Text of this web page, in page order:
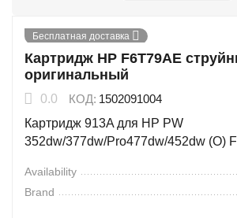
Бесплатная доставка
Картридж HP F6T79AE
оригинальный
0.0 КОД: 1502091004
Картридж 913A для HP PW
352dw/377dw/Pro477dw/452dw (O)
Availability
Brand